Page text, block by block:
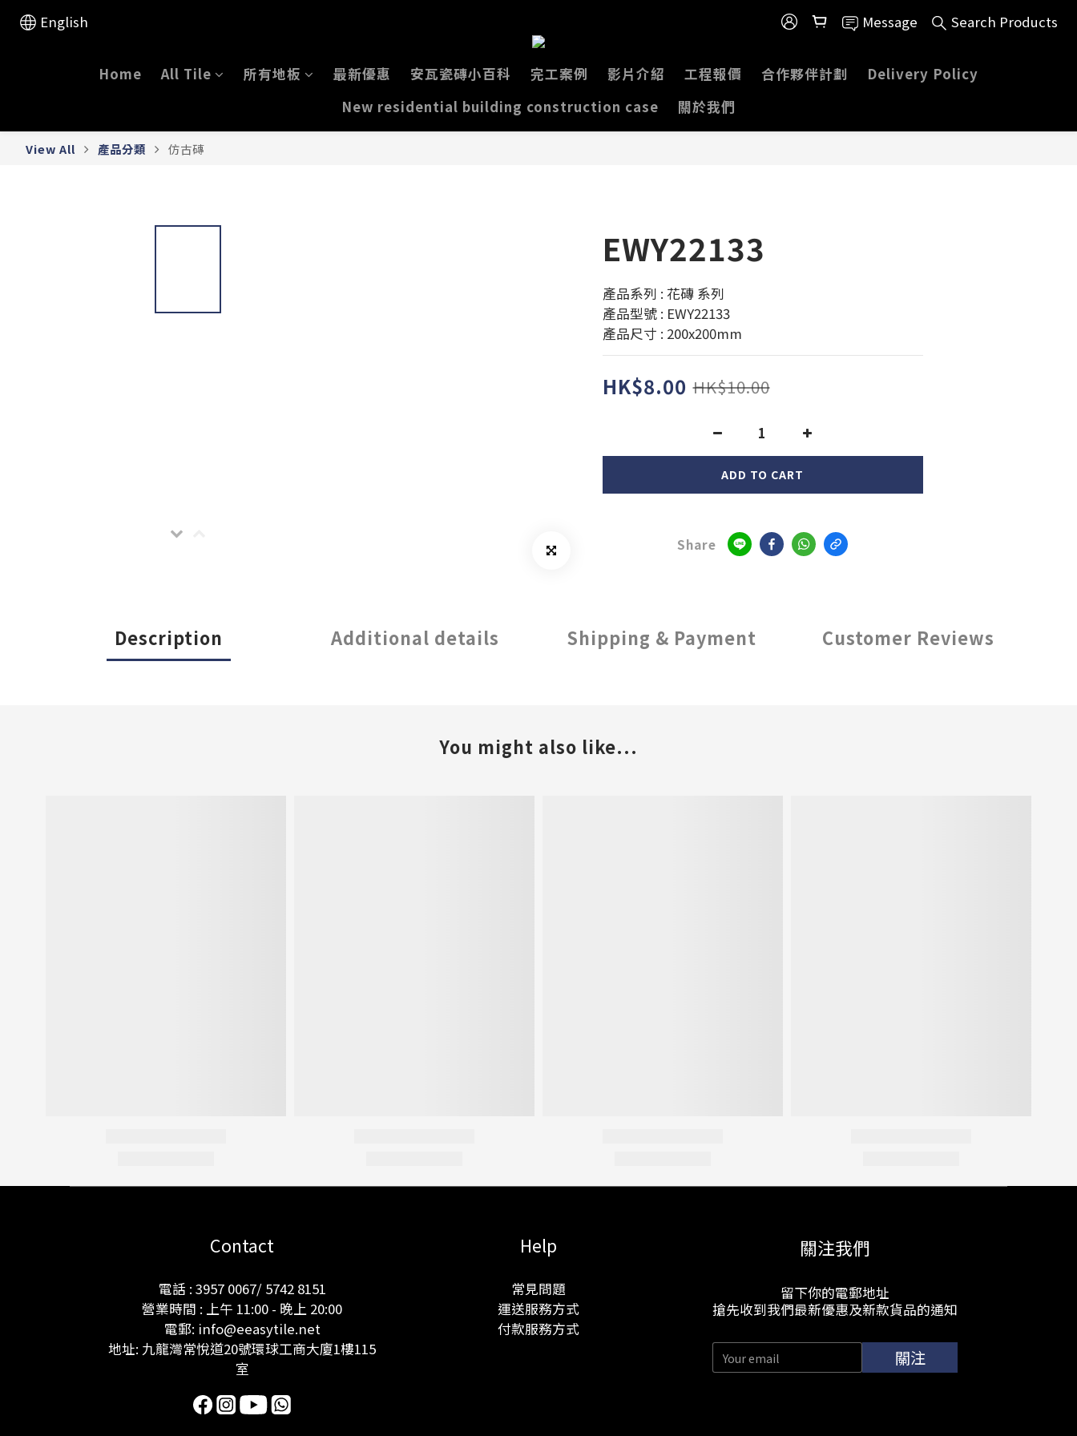
English Message Search Products
Home All Tile 所有地板 最新優惠 安瓦瓷磚小百科 完工案例 影片介紹 工程報價 合作夥伴計劃
Delivery Policy
New residential building construction case
關於我們
View All 產品分類 仿古磚
EWY22133
產品系列 : 花磚 系列
產品型號 : EWY22133
產品尺寸 : 200x200mm
HK$8.00 HK$10.00
ADD TO CART
Share
Description Additional details Shipping & Payment Customer Reviews
You might also like...
Contact
電話 : 3957 0067/ 5742 8151
營業時間 : 上午 11:00 - 晚上 20:00
電郵: info@eeasytile.net
地址: 九龍灣常悅道20號環球工商大廈1樓115
室
Help
常見問題
運送服務方式
付款服務方式
關注我們
留下你的電郵地址
搶先收到我們最新優惠及新款貨品的通知
關注